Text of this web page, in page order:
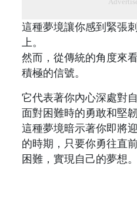
這種夢境讓你感到緊張
上。
然而，從傳統的角度來
積極的信號。
它代表著你內心深處對
面對困難時的勇敢和堅韌
這種夢境暗示著你即將
的時期，只要你勇往直
困難，實現自己的夢想。